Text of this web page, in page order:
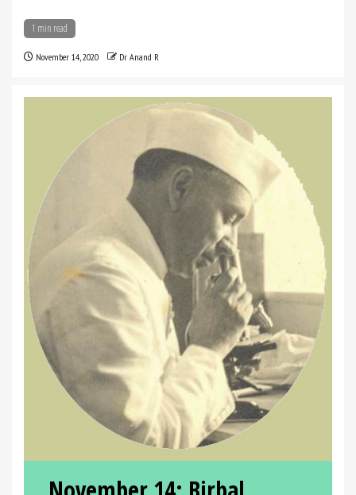
1 min read
November 14, 2020 Dr Anand R